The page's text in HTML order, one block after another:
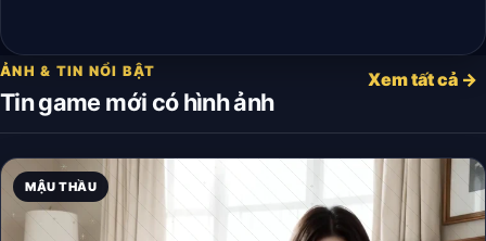
ẢNH & TIN NỔI BẬT
Tin game mới có hình ảnh
Xem tất cả →
MẬU THẦU